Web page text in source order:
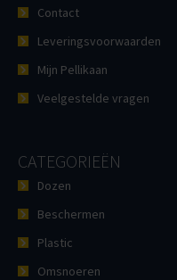
Contact
Leveringsvoorwaarden
Mijn Pellikaan
Veelgestelde vragen
CATEGORIEËN
Dozen
Beschermen
Plastic
Omsnoeren